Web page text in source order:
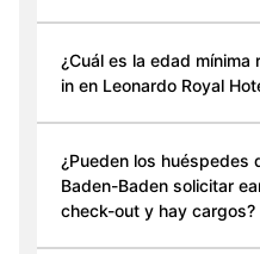
¿Cuál es la edad
in en Leonardo Royal
¿Pueden los huéspedes
Baden-Baden solicitar
check-out y hay cargos?